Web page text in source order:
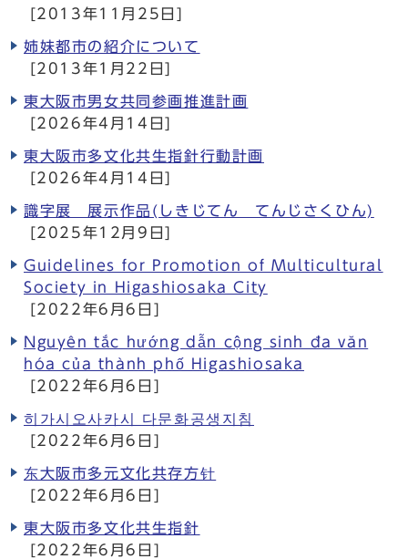
[2013年11月25日]
姉妹都市の紹介について
[2013年1月22日]
東大阪市男女共同参画推進計画
[2026年4月14日]
東大阪市多文化共生指針行動計画
[2026年4月14日]
識字展 展示作品(しきじてん てんじさくひん)
[2025年12月9日]
Guidelines for Promotion of Multicultural
Society in Higashiosaka City
[2022年6月6日]
Nguyên tắc hướng dẫn cộng sinh đa văn
hóa của thành phố Higashiosaka
[2022年6月6日]
히가시오사카시 다문화공생지침
[2022年6月6日]
东大阪市多元文化共存方针
[2022年6月6日]
東大阪市多文化共生指針
[2022年6月6日]